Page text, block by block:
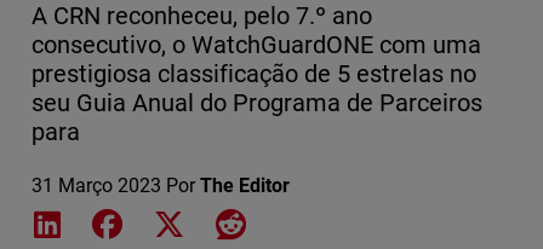
A CRN reconheceu, pelo 7.º ano
consecutivo, o WatchGuardONE com uma
prestigiosa classificação de 5 estrelas no
seu Guia Anual do Programa de Parceiros
para
31 Março 2023 Por The Editor
Share on LinkedIn
Share on Facebook
Share on XShare on Reddit